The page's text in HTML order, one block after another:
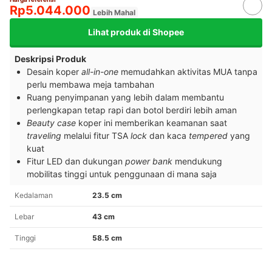
Rp5.044.000 Lebih Mahal
Lihat produk di Shopee
Deskripsi Produk
Desain koper all-in-one memudahkan aktivitas MUA tanpa
perlu membawa meja tambahan
Ruang penyimpanan yang lebih dalam membantu
perlengkapan tetap rapi dan botol berdiri lebih aman
Beauty case koper ini memberikan keamanan saat
traveling melalui fitur TSA lock dan kaca tempered yang
kuat
Fitur LED dan dukungan power bank mendukung
mobilitas tinggi untuk penggunaan di mana saja
Kedalaman 23.5 cm
Lebar 43 cm
Tinggi 58.5 cm